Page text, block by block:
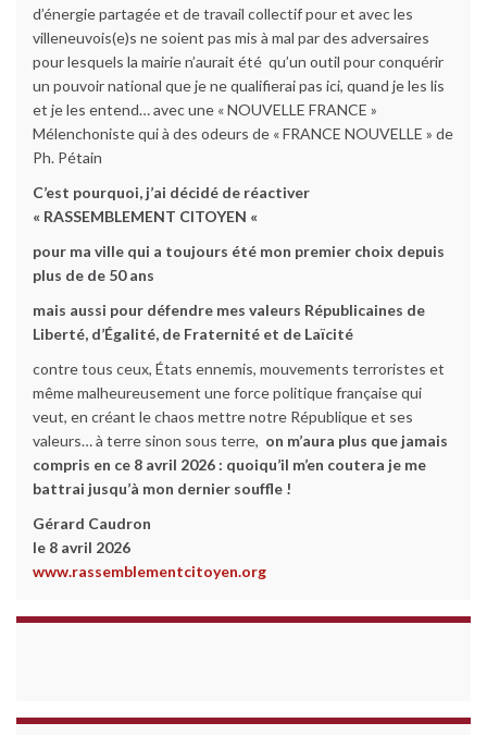
d’énergie partagée et de travail collectif pour et avec les
villeneuvois(e)s ne soient pas mis à mal par des adversaires
pour lesquels la mairie n’aurait été qu’un outil pour conquérir
un pouvoir national que je ne qualifierai pas ici, quand je les lis
et je les entend… avec une « NOUVELLE FRANCE »
Mélenchoniste qui à des odeurs de « FRANCE NOUVELLE » de
Ph. Pétain
C’est pourquoi, j’ai décidé de réactiver
« RASSEMBLEMENT CITOYEN «
pour ma ville qui a toujours été mon premier choix depuis
plus de de 50 ans
mais aussi pour défendre mes valeurs Républicaines de
Liberté, d’Égalité, de Fraternité et de Laïcité
contre tous ceux, États ennemis, mouvements terroristes et
même malheureusement une force politique française qui
veut, en créant le chaos mettre notre République et ses
valeurs… à terre sinon sous terre, on m’aura plus que jamais
compris en ce 8 avril 2026 : quoiqu’il m’en coutera je me
battrai jusqu’à mon dernier souffle !
Gérard Caudron
le 8 avril 2026
www.rassemblementcitoyen.org